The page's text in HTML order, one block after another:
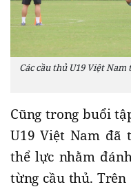
Các cầu thủ U19 Việt
Cũng trong buổi
U19 Việt Nam đã
thể lực nhằm
từng cầu thủ.